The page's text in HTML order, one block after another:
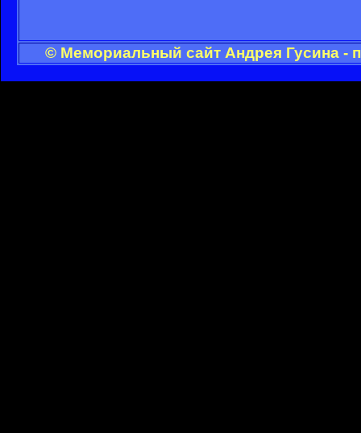
© Мемориальный сайт Андрея Гусина -